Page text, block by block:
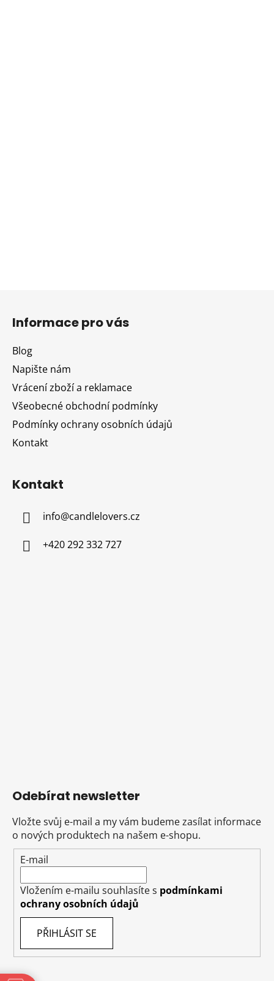
Informace pro vás
Blog
Napište nám
Vrácení zboží a reklamace
Všeobecné obchodní podmínky
Podmínky ochrany osobních údajů
Kontakt
Kontakt
info@candlelovers.cz
+420 292 332 727
Odebírat newsletter
Vložte svůj e-mail a my vám budeme zasílat informace
o nových produktech na našem e-shopu.
E-mail
Vložením e-mailu souhlasíte s podmínkami
ochrany osobních údajů
PŘIHLÁSIT SE